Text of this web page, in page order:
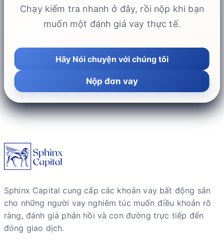
Chạy kiểm tra nhanh ở đây, rồi nộp khi bạn
muốn một đánh giá vay thực tế.
Hãy Nói chuyện với chúng tôi
Nộp đơn vay
Sphinx Capital cung cấp các khoản vay bất động sản
cho những người vay nghiêm túc muốn điều khoản rõ
ràng, đánh giá phản hồi và con đường trực tiếp đến
đóng giao dịch.